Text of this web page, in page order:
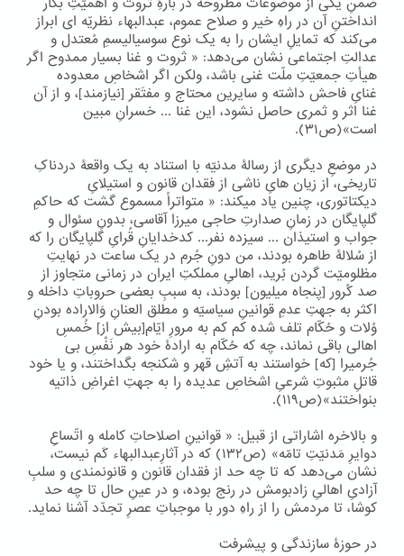
انداختنِ آن در راهِ خیر و صلاح عموم، عبدالبهاء نظریّه ای ابراز
می‌کند که تمایلِ ایشان را به یک نوع سوسیالیسمِ مُعتدل و
عدالتِ اجتماعی نشان می‌دهد: « ثروت و غنا بسیار ممدوح اگر
هیأتِ جمعیّتِ ملّت غنی باشد، ولکن اگر اشخاصِ معدوده
غنایِ فاحش داشته و سایرین محتاج و مفتَقر [نیازمند]، و از آن
غنا اثر و ثمری حاصل نشود، این غنا ... خسرانِ مبین
است»(ص۳۱).
در موضعِ دیگری از رسالۀ مدنیّه با استناد به یک واقعۀ دردناکِ
تاریخی، از زیان هایِ ناشی از فقدان قانون و استیلایِ
دیکتاتوری، چنین یاد میکند: « متواتراً مسموع گشت که حاکمِ
گلپایگان در زمانِ صدارتِ حاجی میرزا آقاسی، بدونِ سئوال و
جواب و استیذان ... سیزده نفر... کدخدایانِ قُرایِ گلپایگان را که
از سُلالۀ طاهره بودند، من دونِ جُرم در یک ساعت در نهایتِ
مظلومیّت گردن بُرید، اهالیِ مملکتِ ایران در زمانی متجاوز از
صد کُرور [پنجاه میلیون] بودند، به سببِ بعضی حروباتِ داخله و
اکثر به جهتِ عدمِ قوانینِ سیاسیّه و مطلق العنانِ وَالاراده بودنِ
وُلات و حُکّام تلف شده کم کم به مرورِ ایّام[بیش از] خُمسِ
اهالی باقی نماند، چه که حُکّام به ارادۀ خود هر نَفْسِ بی
جُرمیرا [که] خواستند به آتشِ قهر و شکنجه بگداختند، و یا خود
قاتلِ مثبوتِ شرعیِ اشخاصِ عدیده را به جهتِ اغراضِ ذاتیه
بنواختند»(ص۱۱۹).
و بالاخره اشاراتی از قبیل: « قوانینِ اصلاحاتِ کامله و اتّساعِ
دوایرِ مَدنیّتِ تامّه» (ص۱۳۲) که در آثارِعبدالبهاء کَم نیست،
نشان می‌دهد که تا چه حد از فقدان قانون و قانونمندی و سلبِ
آزادیِ اهالیِ زادبومش در رنج بوده، و در عینِ حال تا چه حد
کوشا، تا مردمش را از راهِ دور با موجباتِ عصرِ تجدّد آشنا نماید.
در حوزۀ سازندگی و پیشرفت